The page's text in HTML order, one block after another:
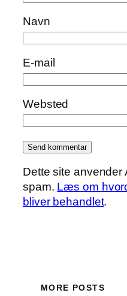
Navn
E-mail
Websted
Dette site anvender
spam. Læs om
bliver behandlet.
MORE POSTS